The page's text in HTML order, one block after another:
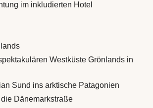
im inkludierten Hotel
Westküste Grönlands in
Sund ins arktische Patagonien
Dänemarkstraße